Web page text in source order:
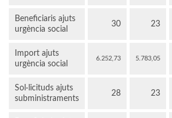
Beneficiaris ajuts
urgència social
30 23
Import ajuts
urgència social
6.252,73 5.783,05
Sol·licituds ajuts
subministraments
28 23